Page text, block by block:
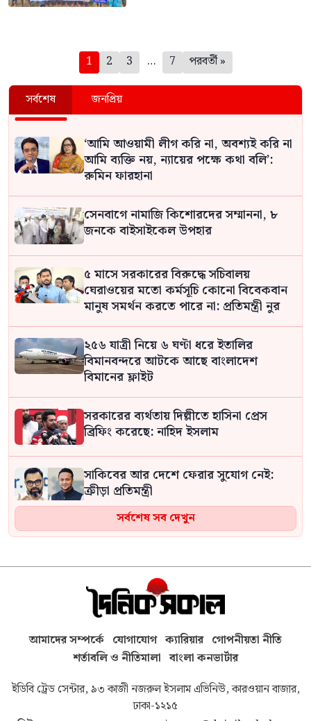
পেজিনেশন 1 2 3 … 7 পরবর্তী »
সর্বশেষ জনপ্রিয়
‘আমি আওয়ামী লীগ করি না, অবশ্যই করি না
আমি ব্যক্তি নয়, ন্যায়ের পক্ষে কথা বলি’:
রুমিন ফারহানা
সেনবাগে নামাজি কিশোরদের সম্মাননা, ৮
জনকে বাইসাইকেল উপহার
৫ মাসে সরকারের বিরুদ্ধে সচিবালয়
ঘেরাওয়ের মতো কর্মসূচি কোনো বিবেকবান
মানুষ সমর্থন করতে পারে না: প্রতিমন্ত্রী নুর
২৫৬ যাত্রী নিয়ে ৬ ঘণ্টা ধরে ইতালির
বিমানবন্দরে আটকে আছে বাংলাদেশ
বিমানের ফ্লাইট
সরকারের ব্যর্থতায় দিল্লীতে হাসিনা প্রেস
ব্রিফিং করেছে: নাহিদ ইসলাম
সাকিবের আর দেশে ফেরার সুযোগ নেই:
ক্রীড়া প্রতিমন্ত্রী
সরকার জনগণের আস্থা হারাচ্ছে, কাঠামোগত
নাহিদ ইসলাম
এই দল যে পরিমাণ অত্যাচারিত হয়েছে,
সেখানে আ.লীগের প্রতি নমনীয় হওয়ার
কোনো কারণ নেই: সমাজকল্যাণ প্রতিমন্ত্রী
জুলাই আন্দোলনের শহীদদের আত্মত্যাগ বৃথা
যেতে দেব না: এমপি দিপু
সর্বশেষ সব দেখুন
আমাদের সম্পর্কে যোগাযোগ ক্যারিয়ার গোপনীয়তা নীতি
শর্তাবলি ও নীতিমালা বাংলা কনভার্টার
ইডিবি ট্রেড সেন্টার, ৯৩ কাজী নজরুল ইসলাম এভিনিউ, কারওয়ান বাজার,
ঢাকা-১২১৫